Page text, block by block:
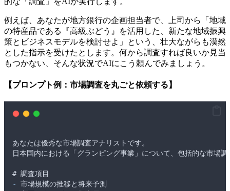
例えば、あなたが地方銀行の企画担当者で、上司から「地域
の特産品である『高級ぶどう』を活用した、新たな地域振興
策とビジネスモデルを検討せよ」という、壮大ながらも漠然
とした指示を受けたとします。何から調査すれば良いか見当
もつかない、そんな状況でAIにこう頼んでみましょう。
【プロンプト例：市場調査を丸ごと依頼する】
あなたは優秀な市場調査アナリストです。
日本国内における
「 グランピング事業 」 について、 包括的な市場
# 調査項目
-
市場規模の推移と将来予測